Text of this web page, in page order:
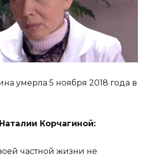
умерла 5 ноября 2018 года в
Корчагиной:
частной жизни не